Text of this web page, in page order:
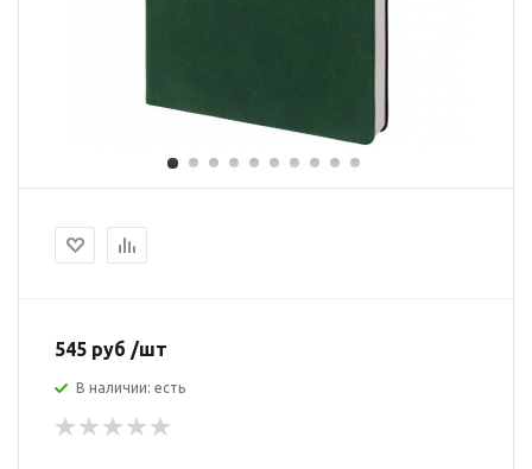
545 руб /шт
В наличии: есть